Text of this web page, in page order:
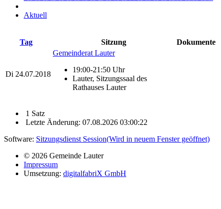
Aktuell
Tag Sitzung Dokumente
Di 24.07.2018
Gemeinderat Lauter
19:00-21:50 Uhr
Lauter, Sitzungssaal des
Rathauses Lauter
1 Satz
Letzte Änderung: 07.08.2026 03:00:22
Software: Sitzungsdienst Session(Wird in neuem Fenster geöffnet)
© 2026 Gemeinde Lauter
Impressum
Umsetzung: digitalfabriX GmbH